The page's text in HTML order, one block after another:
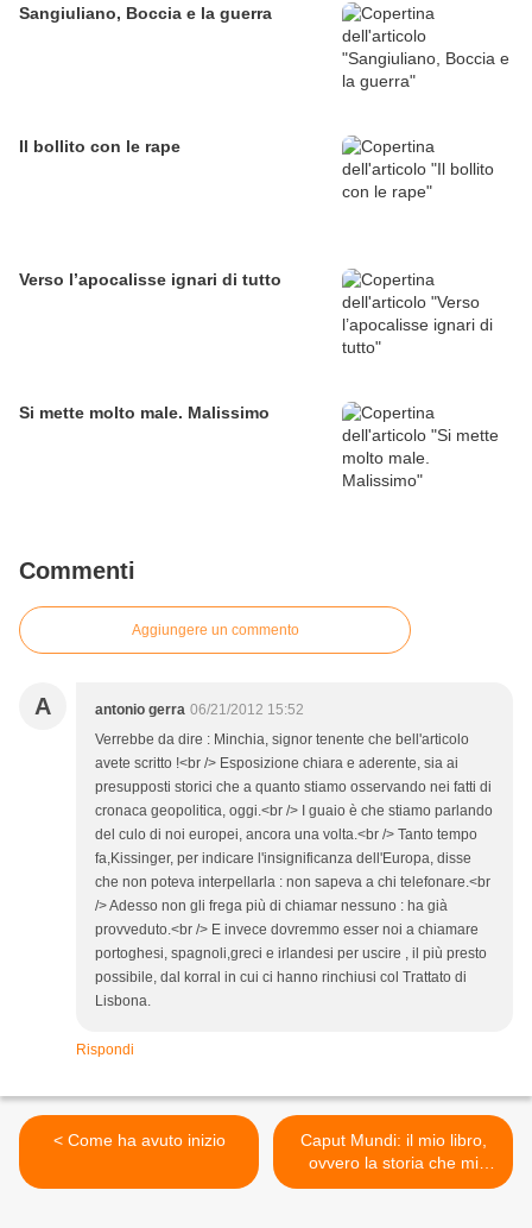
Sangiuliano, Boccia e la guerra
Il bollito con le rape
Verso l’apocalisse ignari di tutto
Si mette molto male. Malissimo
Commenti
Aggiungere un commento
A antonio gerra 06/21/2012 15:52
Verrebbe da dire : Minchia, signor tenente che bell'articolo
avete scritto !<br /> Esposizione chiara e aderente, sia ai
presupposti storici che a quanto stiamo osservando nei fatti di
cronaca geopolitica, oggi.<br /> I guaio è che stiamo parlando
del culo di noi europei, ancora una volta.<br /> Tanto tempo
fa,Kissinger, per indicare l'insignificanza dell'Europa, disse
che non poteva interpellarla : non sapeva a chi telefonare.<br
/> Adesso non gli frega più di chiamar nessuno : ha già
provveduto.<br /> E invece dovremmo esser noi a chiamare
portoghesi, spagnoli,greci e irlandesi per uscire , il più presto
possibile, dal korral in cui ci hanno rinchiusi col Trattato di
Lisbona.
Rispondi
< Come ha avuto inizio
Caput Mundi: il mio libro,
ovvero la storia che mi
sarebbe piaciuto studiare >